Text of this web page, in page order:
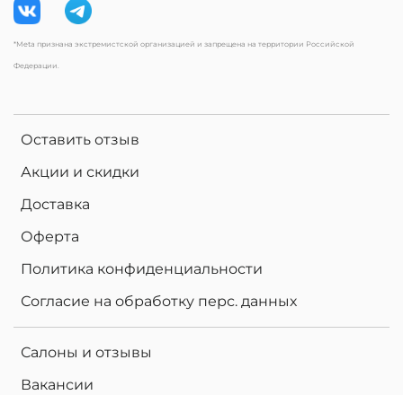
Оставить отзыв
Акции и скидки
Доставка
Оферта
Политика конфиденциальности
Согласие на обработку перс. данных
Салоны и отзывы
Вакансии
*Meta признана экстремистской организацией и запрещена на территории Российской
Федерации.